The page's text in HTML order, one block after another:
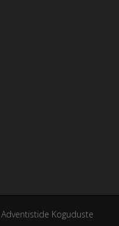
Koguduste